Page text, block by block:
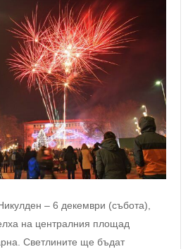
– 6 декември (събота),
на централния площад
Светлините ще бъдат